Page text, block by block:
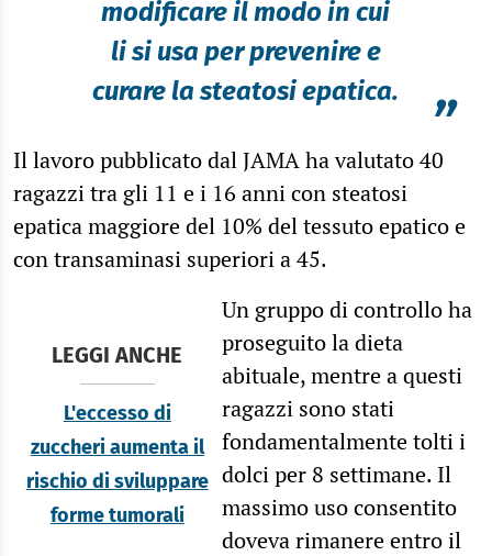
modificare il modo in cui
li si usa per prevenire e
curare la steatosi epatica.
”
Il lavoro pubblicato dal JAMA ha valutato 40
ragazzi tra gli 11 e i 16 anni con steatosi
epatica maggiore del 10% del tessuto epatico e
con transaminasi superiori a 45.
LEGGI ANCHE
L'eccesso di
zuccheri aumenta il
rischio di sviluppare
forme tumorali
Un gruppo di controllo ha
proseguito la dieta
abituale, mentre a questi
ragazzi sono stati
fondamentalmente tolti i
dolci per 8 settimane. Il
massimo uso consentito
doveva rimanere entro il